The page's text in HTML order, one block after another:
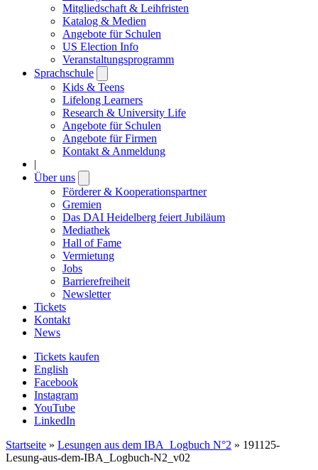
Mitgliedschaft & Leihfristen
Katalog & Medien
Angebote für Schulen
US Election Info
Veranstaltungsprogramm
Sprachschule
submenu
Kids & Teens
Lifelong Learners
Research & University Life
Angebote für Schulen
Angebote für Firmen
Kontakt & Anmeldung
|
Über uns
submenu
Förderer & Kooperationspartner
Gremien
Das DAI Heidelberg feiert Jubiläum
Mediathek
Hall of Fame
Vermietung
Jobs
Barrierefreiheit
Newsletter
Tickets
Kontakt
News
Tickets kaufen
English
Facebook
Instagram
YouTube
LinkedIn
Startseite » Lesungen aus dem IBA_Logbuch N°2 » 191125-
Lesung-aus-dem-IBA_Logbuch-N2_v02